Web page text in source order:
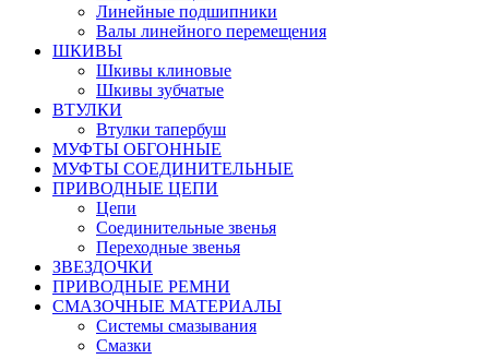
Линейные подшипники
Валы линейного перемещения
ШКИВЫ
Шкивы клиновые
Шкивы зубчатые
ВТУЛКИ
Втулки тапербуш
МУФТЫ ОБГОННЫЕ
МУФТЫ СОЕДИНИТЕЛЬНЫЕ
ПРИВОДНЫЕ ЦЕПИ
Цепи
Соединительные звенья
Переходные звенья
ЗВЕЗДОЧКИ
ПРИВОДНЫЕ РЕМНИ
СМАЗОЧНЫЕ МАТЕРИАЛЫ
Системы смазывания
Смазки